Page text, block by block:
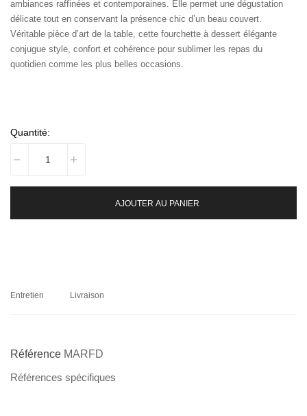
ambiances raffinées et contemporaines. Elle permet une dégustation
délicate tout en conservant la présence chic d’un beau couvert.
Véritable pièce d’art de la table, cette fourchette à dessert élégante
conjugue style, confort et cohérence pour sublimer les repas du
quotidien comme les plus belles occasions.
Quantité:
AJOUTER AU PANIER
Entretien Livraison
Référence MARFD
Références spécifiques